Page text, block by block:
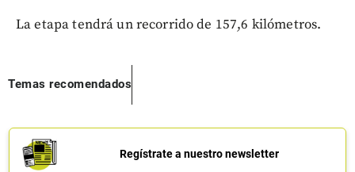
La etapa tendrá un recorrido de 157,6 kilómetros.
Temas recomendados
Regístrate a nuestro newsletter